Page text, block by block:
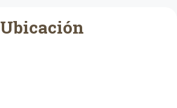
Ubicación